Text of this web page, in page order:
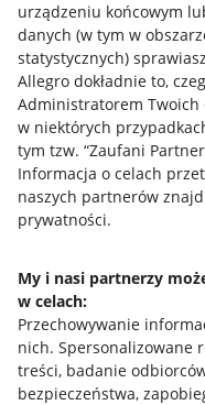
urządzeniu końcowym
danych (w tym w
statystycznych)
Allegro dokładnie to,
Administratorem Twoich
w niektórych
tym tzw. “Zaufani
Informacja o celach
naszych partnerów
prywatności.
My i nasi partnerzy
w celach:
Przechowywanie
nich. Spersonalizowane
treści, badanie
bezpieczeństwa,
Nawigacja
Przydatne informacje
Jak to działa
Allegro Gadane dla
Allegro Gadane dla
Mapa miejscowości